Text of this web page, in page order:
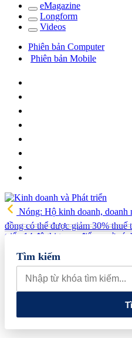
eMagazine
Longform
Videos
Phiên bản Computer
Phiên bản Mobile
Nóng: Hộ kinh doanh, doanh
đồng có thể được giảm 30% thuế
triển 14 đô thị trọng điểm, mở
Vua quạt Trần Đình
tiếng và vướng vòng lao lý
520 gian hàng, thúc đẩy kết nối
giới
Thiết kế kiến trúc biểu
vinh danh tại Dot Property
Tìm kiếm